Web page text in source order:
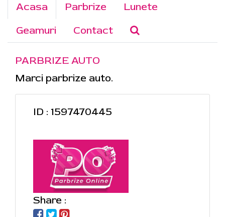
Acasa Parbrize
Lunete
Geamuri
Contact
PARBRIZE AUTO
Marci parbrize auto.
ID : 1597470445
Share :